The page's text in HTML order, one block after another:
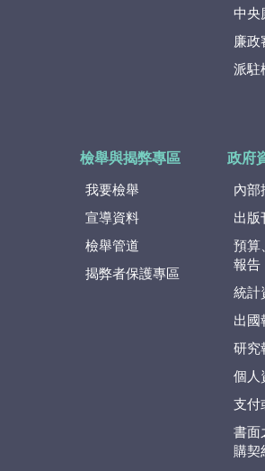
中央
廉政
派駐
檢舉與揭弊專區
我要檢舉
宣導資料
檢舉管道
揭弊者保護專區
政府
內部
出版
預算
報告
統計
出國
研究
個人
支付
書面
購契